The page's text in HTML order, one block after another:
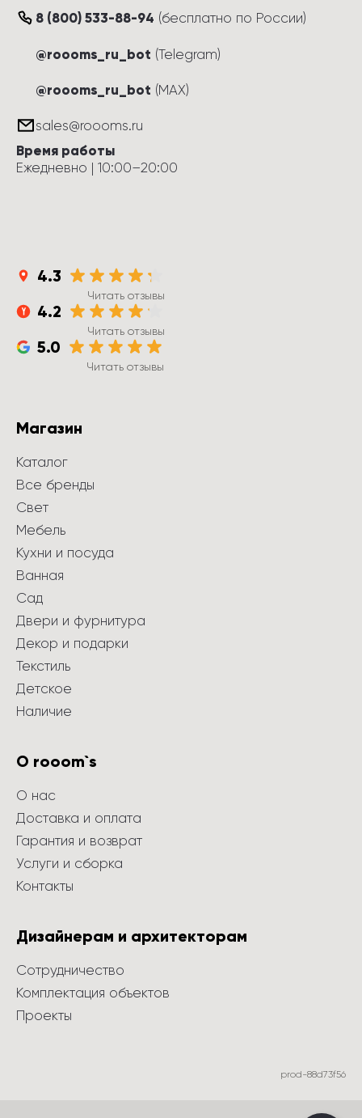
8 (800) 533-88-94 (бесплатно по России)
@roooms_ru_bot (Telegram)
@roooms_ru_bot (MAX)
sales@roooms.ru
Время работы
Ежедневно | 10:00–20:00
4.3
Читать отзывы
4.2
Читать отзывы
5.0
Читать отзывы
Магазин
Каталог
Все бренды
Свет
Мебель
Кухни и посуда
Ванная
Сад
Двери и фурнитура
Декор и подарки
Текстиль
Детское
Наличие
О rooom`s
О нас
Доставка и оплата
Гарантия и возврат
Услуги и сборка
Контакты
Дизайнерам и архитекторам
Сотрудничество
Комплектация объектов
Проекты
prod-88d73f56